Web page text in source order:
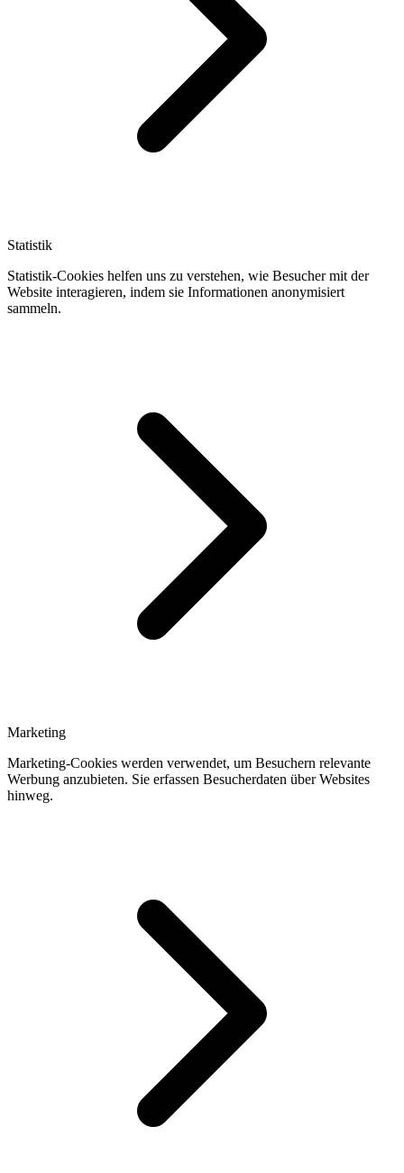
Statistik
Statistik-Cookies helfen uns zu verstehen, wie Besucher mit der
Website interagieren, indem sie Informationen anonymisiert
sammeln.
Marketing
Marketing-Cookies werden verwendet, um Besuchern relevante
Werbung anzubieten. Sie erfassen Besucherdaten über Websites
hinweg.